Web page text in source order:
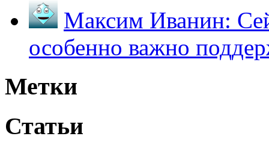
Максим Иванин:
особенно важно
Метки
Статьи